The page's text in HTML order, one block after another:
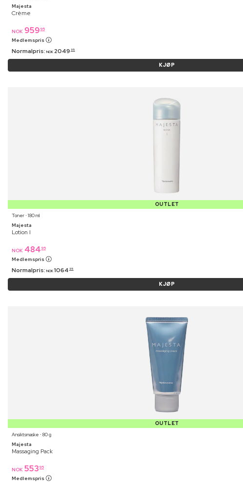
Majesta
Crème
NOK 959 95
Medlemspris
Normalpris: NOK 2049 95
KJØP
OUTLET
Toner ⋅ 180 ml
Majesta
Lotion I
NOK 484 95
Medlemspris
Normalpris: NOK 1064 95
KJØP
OUTLET
Ansiktsmaske ⋅ 80 g
Majesta
Massaging Pack
NOK 553 95
Medlemspris